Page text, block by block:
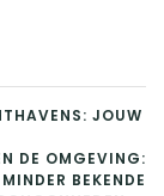
JOUW
DE OMGEVING:
BEKENDE